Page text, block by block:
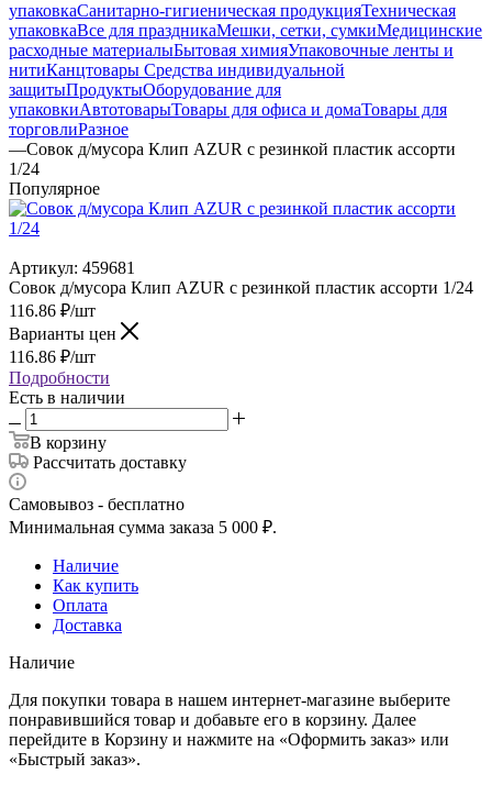
упаковкаСанитарно-гигиеническая продукцияТехническая
упаковкаВсе для праздникаМешки, сетки, сумкиМедицинские
расходные материалыБытовая химияУпаковочные ленты и
нитиКанцтовары Средства индивидуальной
защитыПродуктыОборудование для
упаковкиАвтотоварыТовары для офиса и домаТовары для
торговлиРазное
—Совок д/мусора Клип AZUR с резинкой пластик ассорти
1/24
Популярное
Артикул: 459681
Совок д/мусора Клип AZUR с резинкой пластик ассорти 1/24
116.86 ₽/шт
Варианты цен
116.86 ₽/шт
Подробности
Есть в наличии
В корзину
Рассчитать доставку
Самовывоз - бесплатно
Минимальная сумма заказа 5 000 ₽.
Наличие
Как купить
Оплата
Доставка
Наличие
Для покупки товара в нашем интернет-магазине выберите
понравившийся товар и добавьте его в корзину. Далее
перейдите в Корзину и нажмите на «Оформить заказ» или
«Быстрый заказ».